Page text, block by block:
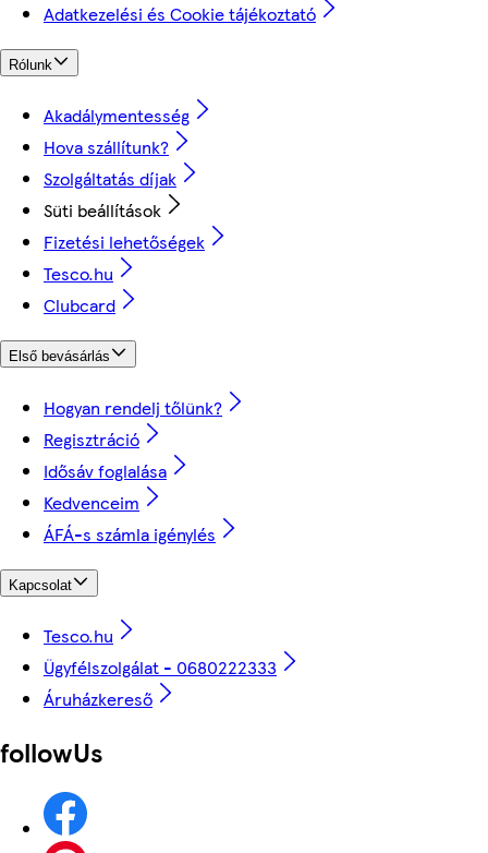
Adatkezelési és Cookie tájékoztató
Rólunk
Akadálymentesség
Hova szállítunk?
Szolgáltatás díjak
Süti beállítások
Fizetési lehetőségek
Tesco.hu
Clubcard
Első bevásárlás
Hogyan rendelj tőlünk?
Regisztráció
Idősáv foglalása
Kedvenceim
ÁFÁ-s számla igénylés
Kapcsolat
Tesco.hu
Ügyfélszolgálat - 0680222333
Áruházkereső
followUs